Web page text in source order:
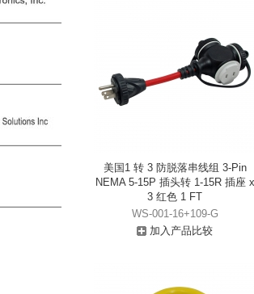
美国1 转 3 防脱落串线组 3-Pin
NEMA 5-15P 插头转 1-15R 插座 x
3 红色 1 FT
WS-001-16+109-G
加入产品比较